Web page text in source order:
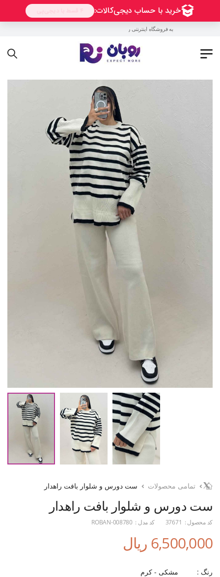
به فروشگاه اینترنتی روبان خوش آمدید !
تمامی محصولات ست دورس و شلوار بافت راهدار
ست دورس و شلوار بافت راهدار
کد محصول : 37671 کد مدل : ROBAN-008780
6,500,000 ریال
رنگ : مشکی - کرم